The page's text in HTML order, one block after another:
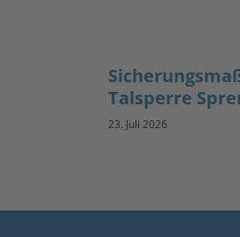
Talsperre
23. Juli 2026